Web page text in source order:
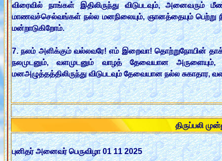
விரைவில் நாங்கள் இதிலிருந்து விடுபடவும்,
மாணவச்செல்வங்கள் நல்ல மனநிலையும், ஞானத்தையும் பெற்று
மன்றாடுகிறோம்.
7. நலம் அளிக்கும் வல்லவரே! எம் இறைவா! தொற்றுநோயின்
நலமுடனும், வளமுடனும் வாழத் தேவையான
மனஅழுத்தத்திலிருந்து விடுபடவும் தேவையான நல்ல
திருப்பலி
புனிதர் அனைவர் பெருவிழா 01 11 2025